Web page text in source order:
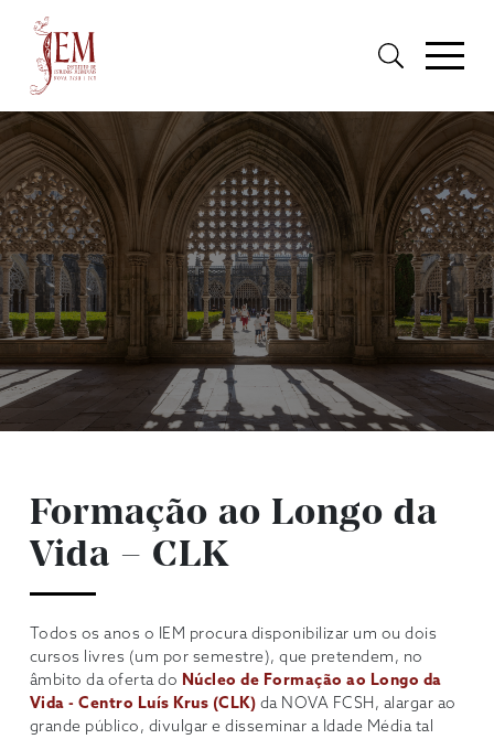
Formação ao Longo da
Vida – CLK
Todos os anos o IEM procura disponibilizar um ou dois
cursos livres (um por semestre), que pretendem, no
âmbito da oferta do Núcleo de Formação ao Longo da
Vida - Centro Luís Krus (CLK) da NOVA FCSH, alargar ao
grande público, divulgar e disseminar a Idade Média tal